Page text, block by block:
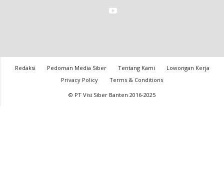
Redaksi Pedoman Media Siber Tentang Kami
Lowongan Kerja
Privacy Policy
Terms & Conditions
© PT Visi Siber Banten 2016-2025